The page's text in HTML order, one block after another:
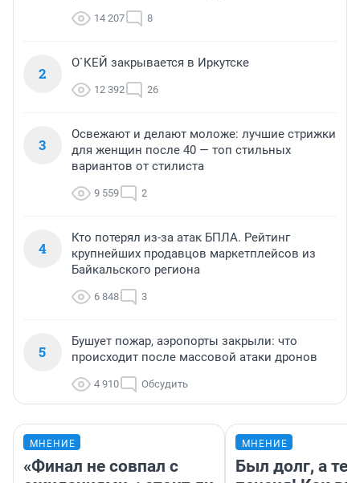
14 207 8
2
О`КЕЙ закрывается в Иркутске
12 392 26
3
Освежают и делают моложе: лучшие стрижки
для женщин после 40 — топ стильных
вариантов от стилиста
9 559 2
4
Кто потерял из-за атак БПЛА. Рейтинг
крупнейших продавцов маркетплейсов из
Байкальского региона
6 848 3
5
Бушует пожар, аэропорты закрыли: что
происходит после массовой атаки дронов
4 910 Обсудить
МНЕНИЕ
«Финал не совпал с
МНЕНИЕ
Был долг, а